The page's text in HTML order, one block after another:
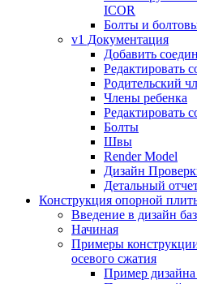
ICOR
Болты и
v1 Документация
Добавить
Редактировать
Родительский
Члены ребенка
Редактировать
Болты
Швы
Render Model
Дизайн
Детальный
Конструкция опорной
Введение в дизайн
Начиная
Примеры
осевого сжатия
Пример